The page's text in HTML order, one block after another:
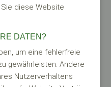
diese Website
DATEN?
um eine fehlerfreie
gewährleisten. Andere
Nutzerverhaltens